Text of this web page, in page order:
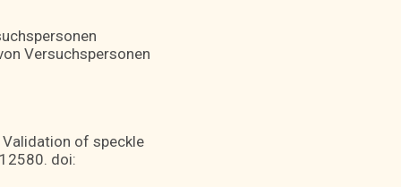
Versuchspersonen
Validation of speckle
doi: